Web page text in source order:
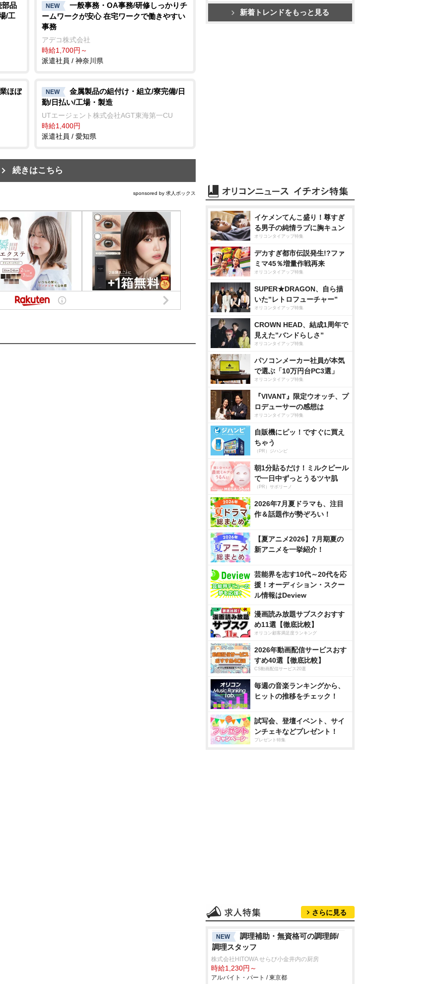
部品
/工
NEW
一般事務・OA事務/研修しっかりチ
ームワークが安心 在宅ワークで働きやすい
事務
アデコ株式会社
時給1,700円～
派遣社員 / 神奈川県
ほぼ NEW
金属製品の組付け・組立/寮完備/日
勤/日払い/工場・製造
UTエージェント株式会社AGT東海第一CU
時給1,400円
派遣社員 / 愛知県
続きはこちら
sponsored by 求人ボックス
新着トレンドをもっと見る
イケメンてんこ盛り！尊すぎ
る男子の純情ラブに胸キュン
オリコンタイアップ特集
デカすぎ都市伝説発生!?ファ
ミマ45％増量作戦再来
オリコンタイアップ特集
SUPER★DRAGON、自ら描
いた”レトロフューチャー”
オリコンタイアップ特集
CROWN HEAD、結成1周年で
見えた”バンドらしさ”
オリコンタイアップ特集
パソコンメーカー社員が本気
で選ぶ「10万円台PC3選」
オリコンタイアップ特集
『VIVANT』限定ウオッチ、プ
ロデューサーの感想は
オリコンタイアップ特集
自販機にピッ！ですぐに買え
ちゃう
（PR）ジハンピ
朝1分貼るだけ！ミルクピール
で一日中ずっとうるツヤ肌
（PR）サボリーノ
2026年7月夏ドラマも、注目
作＆話題作が勢ぞろい！
【夏アニメ2026】7月期夏の
新アニメを一挙紹介！
芸能界を志す10代～20代を応
援！オーディション・スクー
ル情報はDeview
漫画読み放題サブスクおすす
め11選【徹底比較】
オリコン顧客満足度ランキング
2026年動画配信サービスおす
すめ40選【徹底比較】
CS動画配信サービス20選
毎週の音楽ランキングから、
ヒットの推移をチェック！
試写会、登壇イベント、サイ
ンチェキなどプレゼント！
プレゼント特集
さらに見る
NEW
調理補助・無資格可の調理師/
調理スタッフ
株式会社HITOWA せらび小金井内の厨房
時給1,230円～
アルバイト・パート / 東京都